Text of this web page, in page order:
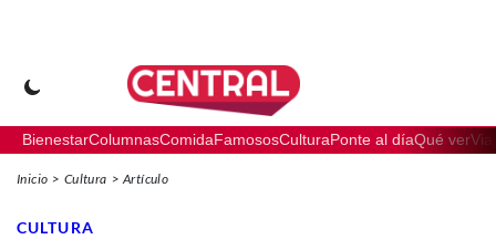
BienestarColumnasComidaFamososCulturaPonte al díaQué ver
Inicio Cultura Artículo
CULTURA